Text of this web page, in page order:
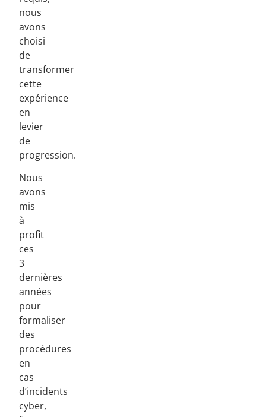
nous
avons
choisi
de
transformer
cette
expérience
en
levier
de
progression.
Nous
avons
mis
à
profit
ces
3
dernières
années
pour
formaliser
des
procédures
en
cas
d’incidents
cyber,